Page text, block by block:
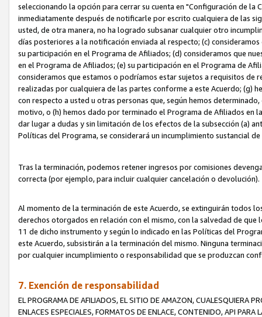
seleccionando la opción para cerrar su cuenta en "Configuración de
inmediatamente después de notificarle por escrito cualquiera de las
usted, de otra manera, no ha logrado subsanar cualquier otro
días posteriores a la notificación enviada al respecto; (c)
su participación en el Programa de Afiliados; (d) consideramos que
en el Programa de Afiliados; (e) su participación en el Programa de
consideramos que estamos o podríamos estar sujetos a requisitos de
realizadas por cualquiera de las partes conforme a este Acuerdo; (g)
con respecto a usted u otras personas que, según hemos
motivo, o (h) hemos dado por terminado el Programa de Afiliados en
dar lugar a dudas y sin limitación de los efectos de la subsección (a)
Políticas del Programa, se considerará un incumplimiento sustancial
Tras la terminación, podemos retener ingresos por comisiones
correcta (por ejemplo, para incluir cualquier cancelación o devolución).
Al momento de la terminación de este Acuerdo, se extinguirán todos
derechos otorgados en relación con el mismo, con la salvedad de
11 de dicho instrumento y según lo indicado en las Políticas del
este Acuerdo, subsistirán a la terminación del mismo. Ninguna
por cualquier incumplimiento o responsabilidad que se produzcan
7. Exención de responsabilidad
EL PROGRAMA DE AFILIADOS, EL SITIO DE AMAZON, CUALESQUIERA
ENLACES ESPECIALES, FORMATOS DE ENLACE, CONTENIDO, API